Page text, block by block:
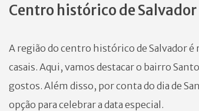
Centro histórico de Salvador
A região do centro histórico de Salvador
casais. Aqui, vamos destacar o bairro
gostos. Além disso, por conta do dia de
opção para celebrar a data especial.